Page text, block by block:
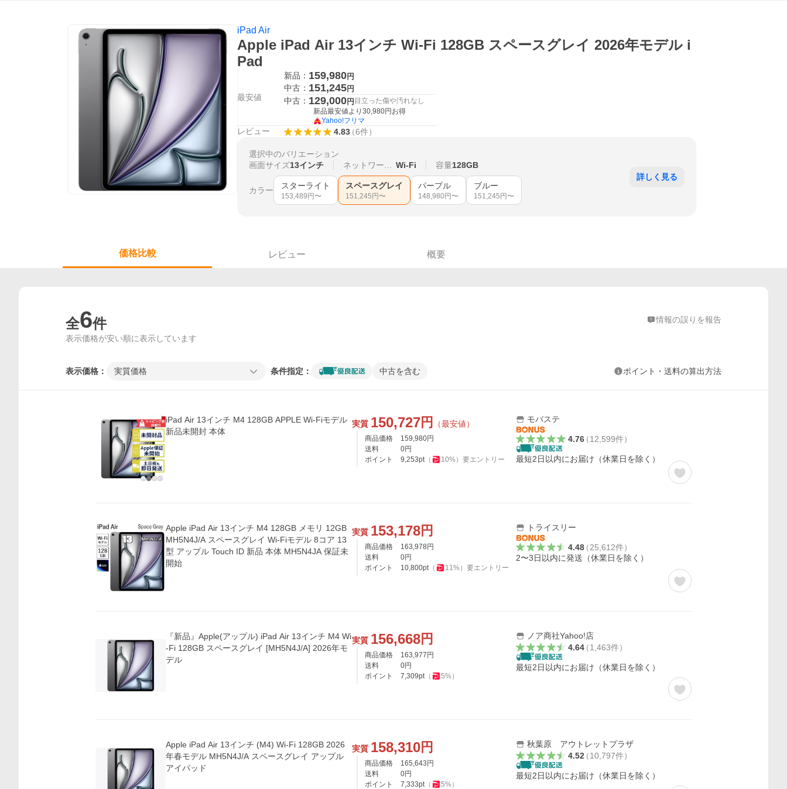
iPad Air
Apple iPad Air 13インチ Wi‑Fi 128GB スペースグレイ 2026年モデル i
Pad
最安値
新品： 159,980円
中古： 151,245円
中古： 129,000円 目立った傷や汚れなし
新品最安値より 30,980円お得
Yahoo!フリマ
レビュー 4.83（6件）
選択中のバリエーション
画面サイズ13インチ Wi-Fi 容量128GB
カラー スターライト
153,489 円〜
スペースグレイ
151,245 円〜
パープル
148,980 円〜
ブルー
151,245 円〜
詳しく見る
価格比較 レビュー 概要
全6件 情報の誤りを報告
表示価格が安い順に表示しています
表示価格： 実質価格 条件指定： 中古を含む ポイント・送料の算出方法
iPad Air 13インチ M4 128GB APPLE Wi-Fiモデル
新品未開封 本体
実質 150,727円 （最安値）
商品価格 159,980円
送料
0円
ポイント
9,253pt（ 10%） 要エントリー
モバステ
4.76（12,599件）
最短2日以内にお届け（休業日を除く）
Apple iPad Air 13インチ M4 128GB メモリ 12GB
MH5N4J/A スペースグレイ Wi-Fiモデル 8コア 13
型 アップル Touch ID 新品 本体 MH5N4JA 保証未
開始
実質 153,178円
商品価格 163,978 円
送料
0円
ポイント
10,800pt（ 11%） 要エントリー
トライスリー
4.48（25,612件）
2〜3日以内に発送（休業日を除く）
『新品』Apple(アップル) iPad Air 13インチ M4 Wi
-Fi 128GB スペースグレイ [MH5N4J/A] 2026年モ
デル
実質 156,668円
商品価格 163,977 円
送料
0円
ポイント
7,309pt（ 5%）
ノア商社Yahoo!店
4.64（1,463件）
最短2日以内にお届け（休業日を除く）
Apple iPad Air 13インチ (M4) Wi-Fi 128GB 2026
年春モデル MH5N4J/A スペースグレイ アップル
アイパッド
実質 158,310円
商品価格 165,643 円
送料
0円
ポイント
7,333pt（ 5%）
秋葉原 アウトレットプラザ
4.52（10,797件）
最短2日以内にお届け（休業日を除く）